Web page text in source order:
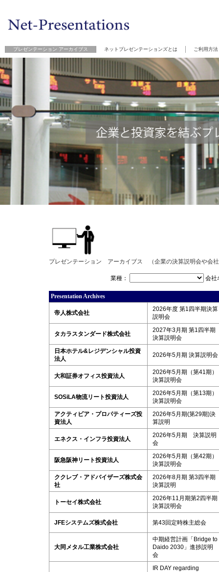
プレゼンテーション アーカイブス ネットプレゼンテーションズとは ご利用方法
プレゼンテーション アーカイブス （企業の決算説明会や会
業種： 会社
Presentation Archives
帝人株式会社
2026年度 第1四半期決算
説明会
タカラスタンダード株式会社
2027年3月期 第1四半期
決算説明会
日本ホテル&レジデンシャル投資
法人
2026年5月期 決算説明会
大和証券オフィス投資法人
2026年5月期（第41期）
決算説明会
SOSiLA物流リート投資法人
2026年5月期（第13期）
決算説明会
アクティビア・プロパティーズ投
資法人
2026年5月期(第29期)決
算説明
エネクス・インフラ投資法人
2026年5月期 決算説明
会
阪急阪神リート投資法人
2026年5月期（第42期）
決算説明会
ククレブ・アドバイザーズ株式会
社
2026年8月期 第3四半期
決算説明
トーセイ株式会社
2026年11月期第2四半期
決算説明会
JFEシステムズ株式会社 第43回定時株主総会
大同メタル工業株式会社
中期経営計画「Bridge to
Daido 2030」進捗説明
会
IR DAY regarding